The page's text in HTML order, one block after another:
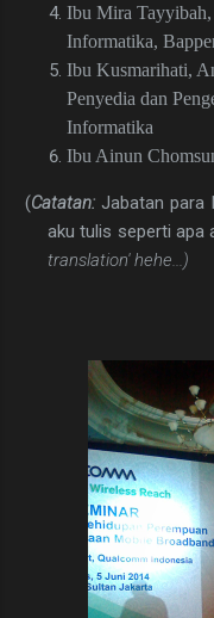
Ibu Mira
Informatika,
Ibu Kusmarihati,
Penyedia dan
Informatika
Ibu Ainun
(Catatan: Jabatan para
aku tulis seperti apa
translation' hehe...)